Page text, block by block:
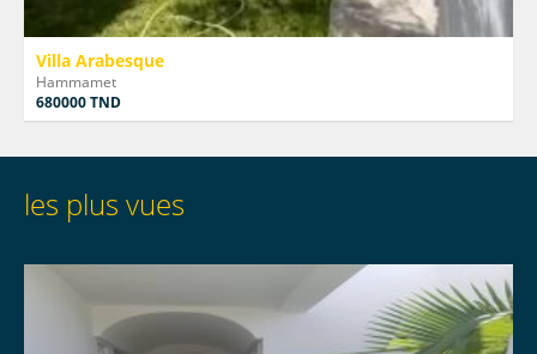
Villa Arabesque
Hammamet
680000 TND
les plus vues